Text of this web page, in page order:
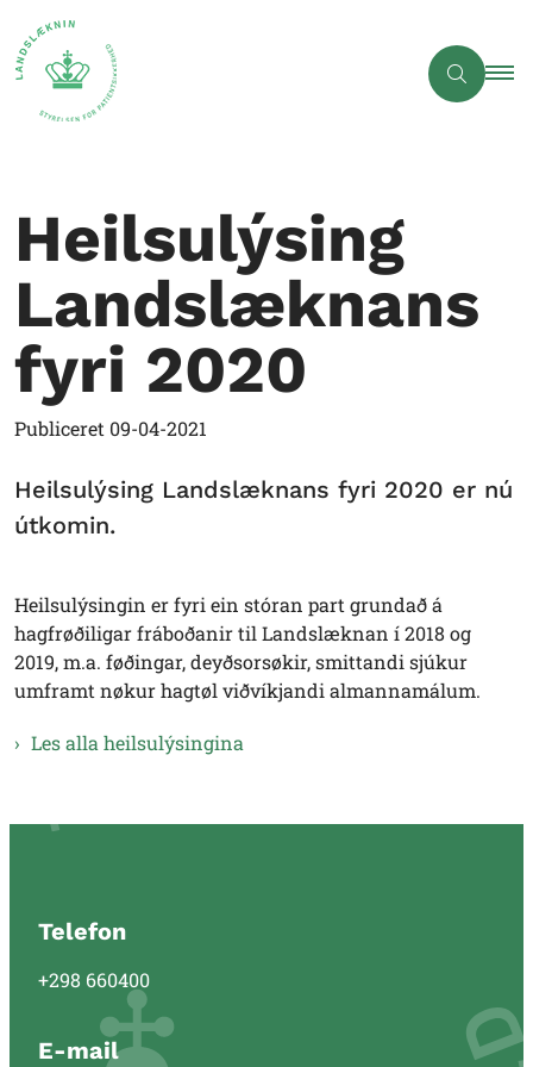
Heilsulýsing
Landslæknans
fyri 2020
Publiceret 09-04-2021
Heilsulýsing Landslæknans fyri 2020 er nú
útkomin.
Heilsulýsingin er fyri ein stóran part grundað á
hagfrøðiligar fráboðanir til Landslæknan í 2018 og
2019, m.a. føðingar, deyðsorsøkir, smittandi sjúkur
umframt nøkur hagtøl viðvíkjandi almannamálum.
Les alla heilsulýsingina
Telefon
+298 660400
E-mail